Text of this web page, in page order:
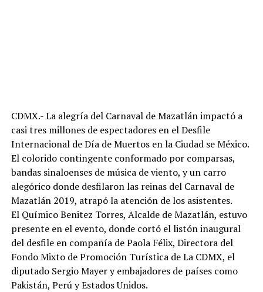
CDMX.- La alegría del Carnaval de Mazatlán impactó a
casi tres millones de espectadores en el Desfile
Internacional de Día de Muertos en la Ciudad se México.
El colorido contingente conformado por comparsas,
bandas sinaloenses de música de viento, y un carro
alegórico donde desfilaron las reinas del Carnaval de
Mazatlán 2019, atrapó la atención de los asistentes.
El Químico Benitez Torres, Alcalde de Mazatlán, estuvo
presente en el evento, donde cortó el listón inaugural
del desfile en compañía de Paola Félix, Directora del
Fondo Mixto de Promoción Turística de La CDMX, el
diputado Sergio Mayer y embajadores de países como
Pakistán, Perú y Estados Unidos.